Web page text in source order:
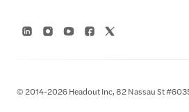
© 2014-2026 Headout Inc, 82 Nassau St